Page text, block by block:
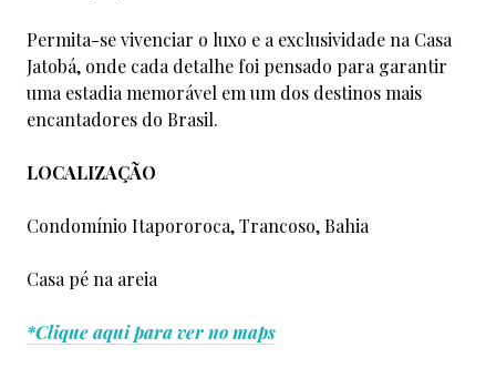
Permita-se vivenciar o luxo e a exclusividade na Casa
Jatobá, onde cada detalhe foi pensado para garantir
uma estadia memorável em um dos destinos mais
encantadores do Brasil.
LOCALIZAÇÃO
Condomínio Itapororoca, Trancoso, Bahia
Casa pé na areia
*Clique aqui para ver no maps